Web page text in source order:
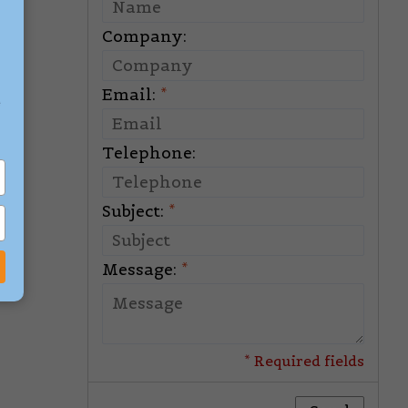
Company:
Email: *
Telephone:
Subject: *
Message: *
* Required fields